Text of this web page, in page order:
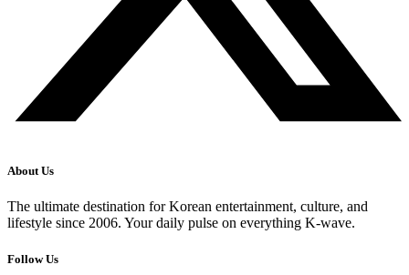
About Us
The ultimate destination for Korean entertainment, culture, and
lifestyle since 2006. Your daily pulse on everything K-wave.
Follow Us